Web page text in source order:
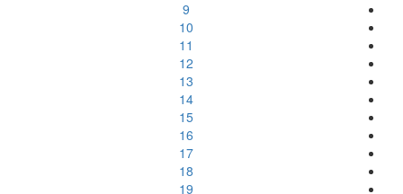
9
10
11
12
13
14
15
16
17
18
19